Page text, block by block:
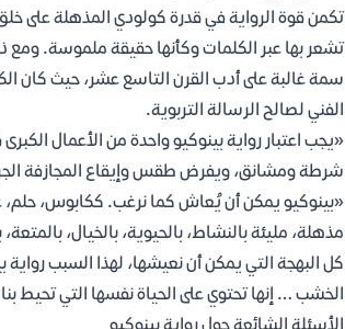
تكمن قوة الرواية في قدرة كولودي المذهلة على
تشعر بها عبر الكلمات وكأنها حقيقة ملموسة. ومع
سمة غالبة على أدب القرن التاسع عشر، حيث كان
الفني لصالح الرسالة التربوية.
«يجب اعتبار رواية بينوكيو واحدة من الأعمال
شرطة ومشانق، ويفرض طقس وإيقاع المجازفة
«بينوكيو يمكن أن يُعاش كما نرغب. ككابوس، حلم،
مذهلة، مليئة بالنشاط، بالحيوية، بالخيال،
كل البهجة التي يمكن أن نعيشها، لهذا السبب
الخشب … إنها تحتوي على الحياة نفسها التي تحيط